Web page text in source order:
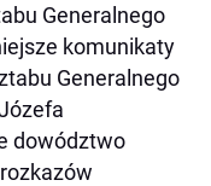
Generalnego
komunikaty
Generalnego
dowództwo